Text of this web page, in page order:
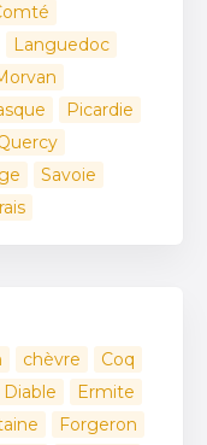
Languedoc
Picardie
Savoie
chèvre
Coq
Diable
Ermite
Forgeron